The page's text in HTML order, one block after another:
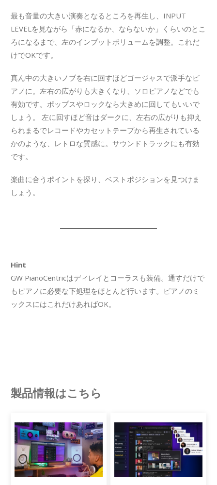
最も音量の大きい演奏となるところを再生し、INPUT
LEVELを見ながら「赤になるか、ならないか」くらいのとこ
ろになるまで、左のインプットボリュームを調整。これだ
けでOKです。
真ん中の大きいノブを右に回すほどゴージャスで派手なピ
アノに。左右の広がりも大きくなり、ソロピアノなどでも
有効です。ポップスやロックなら大きめに回してもいいで
しょう。 左に回すほど音はダークに、左右の広がりも抑え
られまるでレコードやカセットテープから再生されている
かのような、レトロな質感に。サウンドトラックにも有効
です。
楽曲に合うポイントを探り、ベストポジションを見つけま
しょう。
Hint
GW PianoCentricはディレイとコーラスも装備。通すだけで
もピアノに必要な下処理をほとんど行います。ピアノのミ
ックスにはこれだけあればOK。
製品情報はこちら